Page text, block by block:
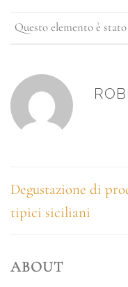
Questo elemento è
Degustazione di
tipici siciliani
ABOUT